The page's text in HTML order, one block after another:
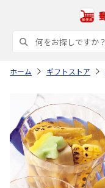
ホーム ギフトストア